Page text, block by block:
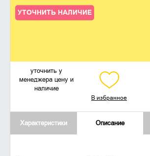
УТОЧНИТЬ НАЛИЧИЕ
уточнить у
менеджера цену и
наличие
В избранное
Характеристики Описание